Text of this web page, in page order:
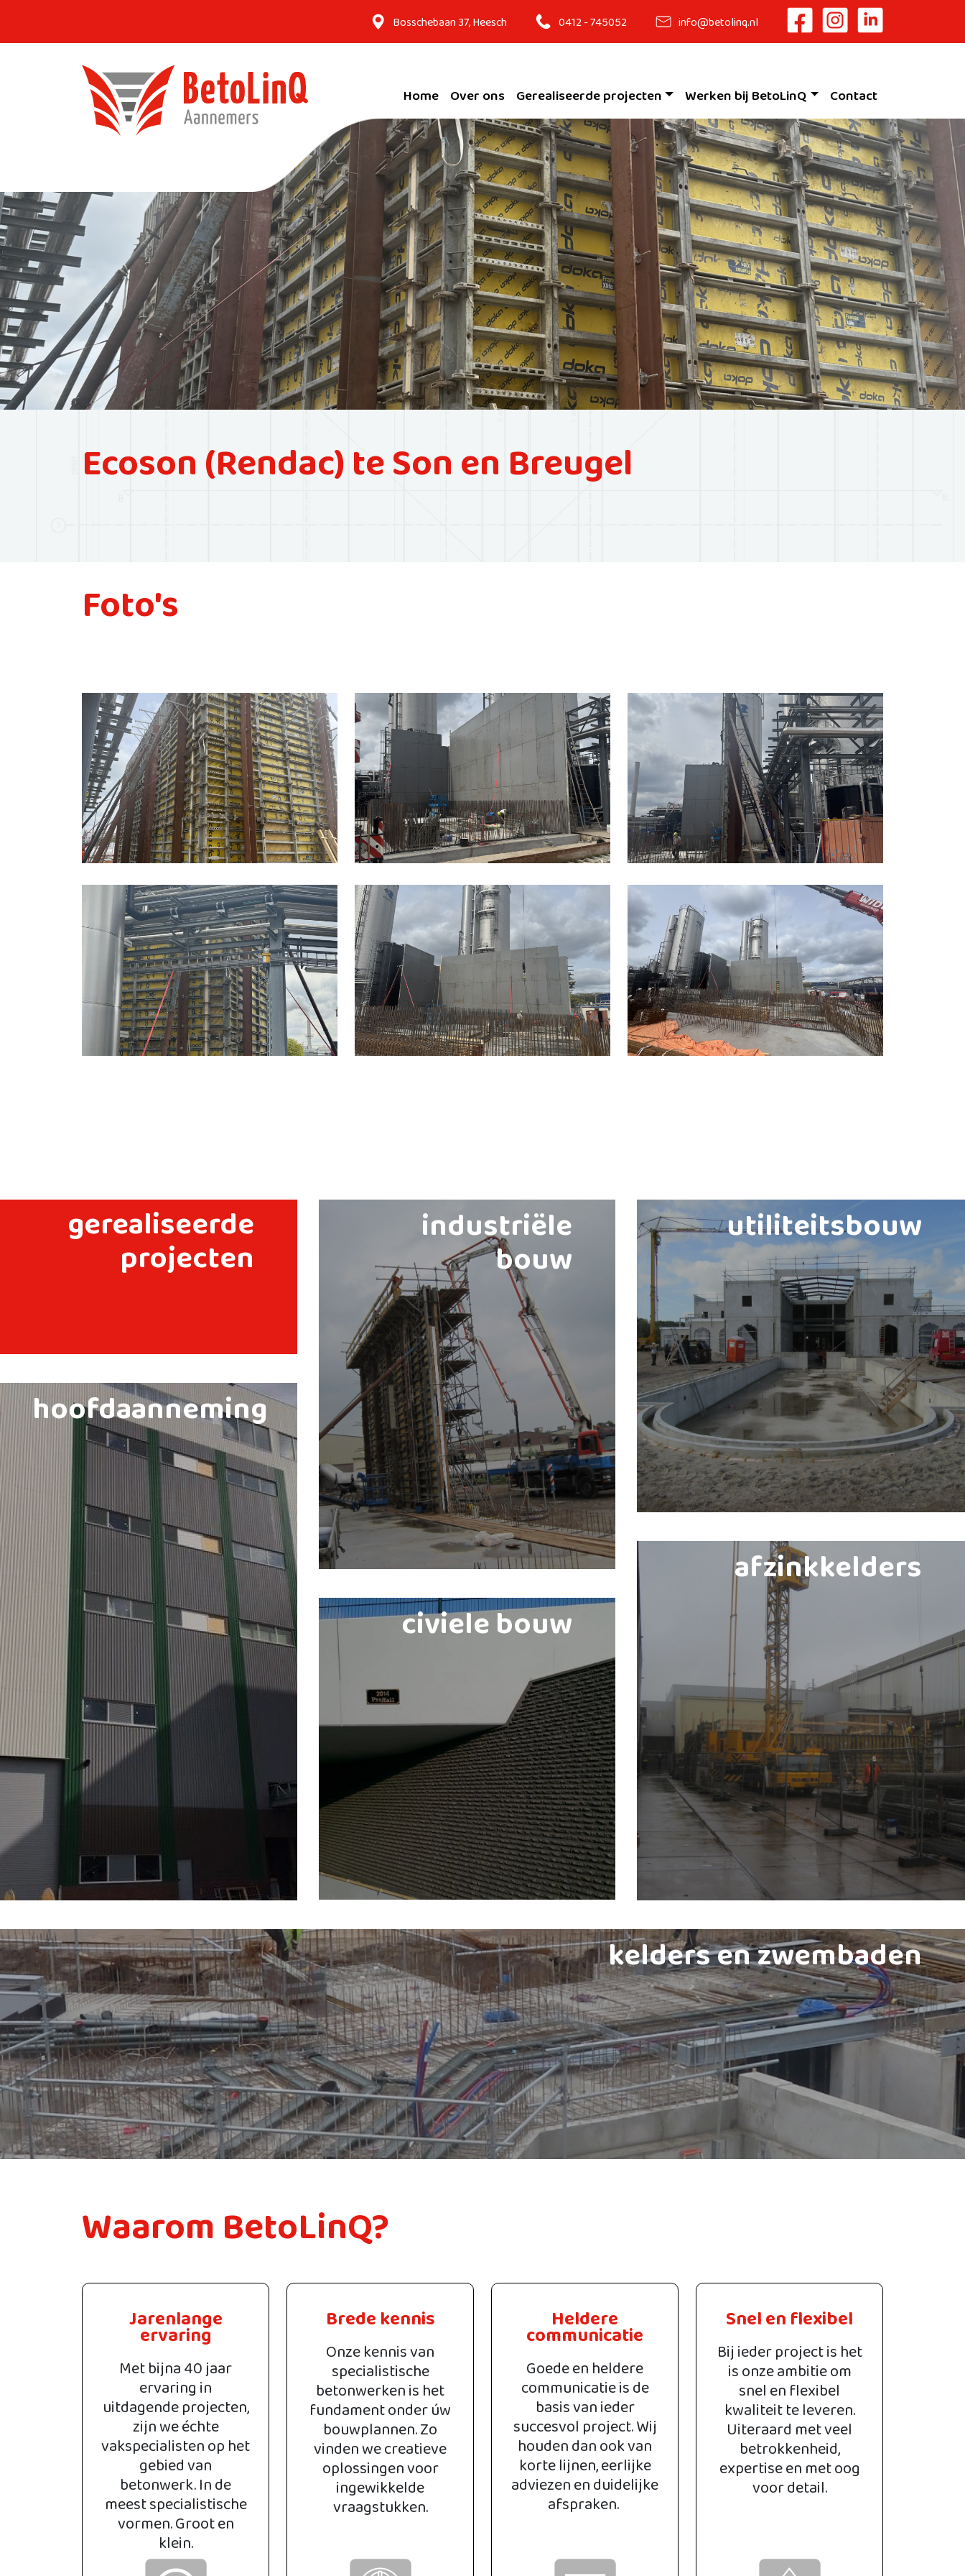
Bosschebaan 37, Heesch 0412 - 745052 info@betolinq.nl
Home Over ons Gerealiseerde projecten Werken bij BetoLinQ Contact
Ecoson (Rendac) te Son en Breugel
Foto's
gerealiseerde
projecten
hoofdaanneming
industriële
bouw
civiele bouw
utiliteitsbouw
afzinkkelders
kelders en zwembaden
Waarom BetoLinQ?
Jarenlange
ervaring
Met bijna 40 jaar
ervaring in
uitdagende projecten,
zijn we échte
vakspecialisten op het
gebied van
betonwerk. In de
meest specialistische
vormen. Groot en
klein.
Brede kennis
Onze kennis van
specialistische
betonwerken is het
fundament onder úw
bouwplannen. Zo
vinden we creatieve
oplossingen voor
ingewikkelde
vraagstukken.
Heldere
communicatie
Goede en heldere
communicatie is de
basis van ieder
succesvol project. Wij
houden dan ook van
korte lijnen, eerlijke
adviezen en duidelijke
afspraken.
Snel en flexibel
Bij ieder project is het
is onze ambitie om
snel en flexibel
kwaliteit te leveren.
Uiteraard met veel
betrokkenheid,
expertise en met oog
voor detail.